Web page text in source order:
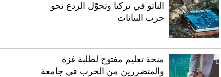
الناتو في تركيا وتحوّل الردع نحو
حرب البيانات
منحة تعليم مفتوح لطلبة غزة
والمتضررين من الحرب في جامعة